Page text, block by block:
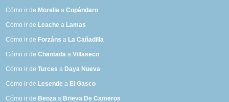
Cómo ir de Morelia aCopándaro
Cómo ir de Leache a Lamas
Cómo ir de Forzáns a La Cañadilla
Cómo ir deChantada aVillaseco
Cómo ir deTurces a Daya Nueva
Cómo ir de Lesende a El Gasco
Cómo ir de Benza a Brieva De Cameros